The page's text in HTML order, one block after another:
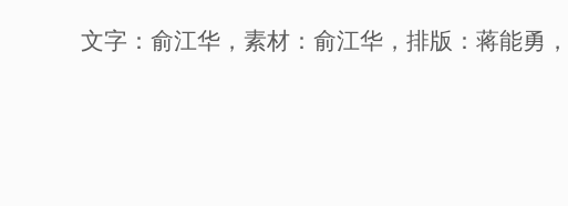
文字：俞江华， 素材：俞江华， 排版：蒋能勇 ，